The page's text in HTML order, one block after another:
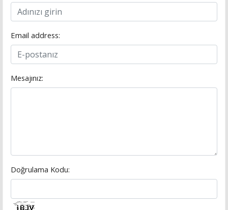
Email address:
Mesajınız:
Doğrulama Kodu: